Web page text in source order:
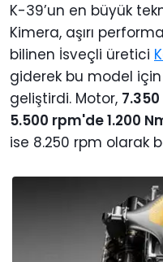
K-39’un en büyük
Kimera, aşırı
bilinen İsveçli üretici
giderek bu model
geliştirdi. Motor,
5.500 rpm'de 1.200
ise 8.250 rpm olarak